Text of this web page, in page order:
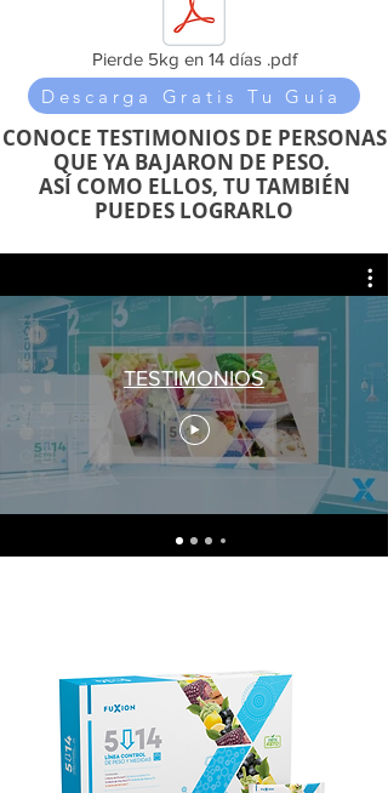
Pierde 5kg en 14 días .pdf
Descarga Gratis Tu Guía
CONOCE TESTIMONIOS DE PERSONAS
QUE YA BAJARON DE PESO.
ASÍ COMO ELLOS, TU TAMBIÉN
PUEDES LOGRARLO
TESTIMONIOS